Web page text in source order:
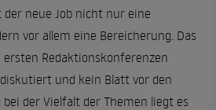
neue Job nicht nur eine
vor allem eine Bereicherung. Das
Redaktionskonferenzen
und kein Blatt vor den
der Vielfalt der Themen liegt es